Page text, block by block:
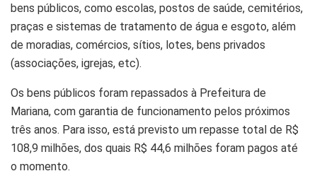
bens públicos, como escolas, postos de saúde, cemitérios,
praças e sistemas de tratamento de água e esgoto, além
de moradias, comércios, sítios, lotes, bens privados
(associações, igrejas, etc).
Os bens públicos foram repassados à Prefeitura de
Mariana, com garantia de funcionamento pelos próximos
três anos. Para isso, está previsto um repasse total de R$
108,9 milhões, dos quais R$ 44,6 milhões foram pagos até
o momento.